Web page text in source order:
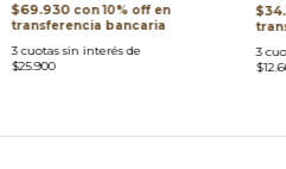
$69.930 con
transferencia bancaria
3 cuotas sin interés de
$25.900
3